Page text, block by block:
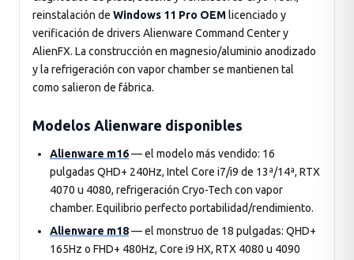
reinstalación de Windows 11 Pro OEM licenciado y
verificación de drivers Alienware Command Center y
AlienFX. La construcción en magnesio/aluminio anodizado
y la refrigeración con vapor chamber se mantienen tal
como salieron de fábrica.
Modelos Alienware disponibles
Alienware m16— el modelo más vendido: 16
pulgadas QHD+ 240Hz, Intel Core i7/i9 de 13ª/14ª, RTX
4070 u 4080, refrigeración Cryo-Tech con vapor
chamber. Equilibrio perfecto portabilidad/rendimiento.
Alienware m18— el monstruo de 18 pulgadas: QHD+
165Hz o FHD+ 480Hz, Core i9 HX, RTX 4080 u 4090